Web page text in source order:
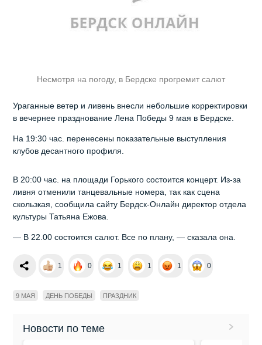
Несмотря на погоду, в Бердске прогремит салют
Ураганные ветер и ливень внесли небольшие корректировки
в вечернее празднование Лена Победы 9 мая в Бердске.
На 19:30 час. перенесены показательные выступления
клубов десантного профиля.
В 20:00 час. на площади Горького состоится концерт. Из-за
ливня отменили танцевальные номера, так как сцена
скользкая, сообщила сайту Бердск-Онлайн директор отдела
культуры Татьяна Ежова.
— В 22.00 состоится салют. Все по плану, — сказала она.
1 0 1 1 1 0
9 МАЯ ДЕНЬ ПОБЕДЫ ПРАЗДНИК
Новости по теме